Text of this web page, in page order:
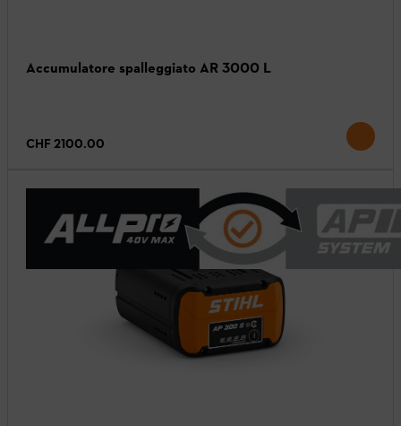
Accumulatore spalleggiato AR 3000 L
CHF 2100.00